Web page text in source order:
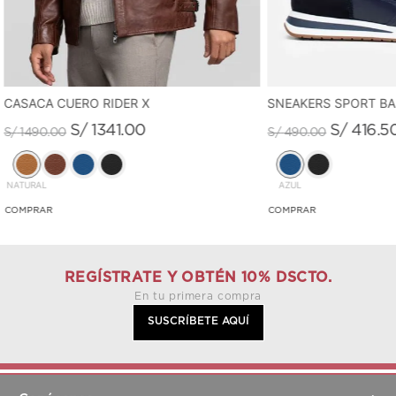
CASACA CUERO RIDER X
S/ 1490.00 S/ 1341.00
NATURAL
SNEAKERS SPORT
S/ 490.00 S/ 416.
AZUL
REGÍSTRATE Y OBTÉN 10% DSCTO.
En tu primera compra
SUSCRÍBETE AQUÍ